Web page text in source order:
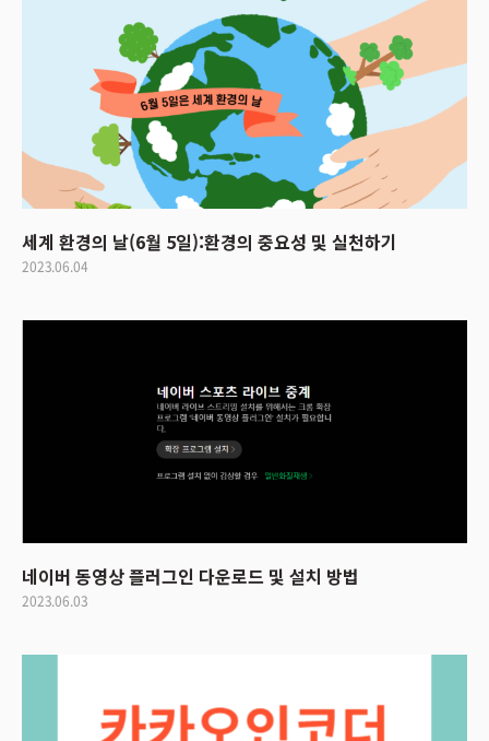
세계 환경의 날(6월 5일):환경의 중요성 및 실천하기
2023.06.04
네이버 동영상 플러그인 다운로드 및 설치 방법
2023.06.03